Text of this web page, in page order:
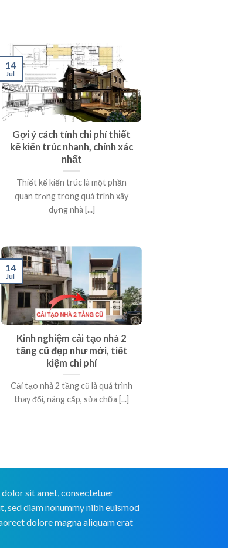
Gợi ý cách tính chi phí thiết
kế kiến trúc nhanh, chính xác
nhất
Thiết kế kiến trúc là một phần
quan trọng trong quá trình xây
dựng nhà [...]
14
Jul
Kinh nghiệm cải tạo nhà 2
tầng cũ đẹp như mới, tiết
kiệm chi phí
Cải tạo nhà 2 tầng cũ là quá trình
thay đổi, nâng cấp, sửa chữa [...]
14
Jul
dolor sit amet, consectetuer
sed diam nonummy nibh euismod
dolore magna aliquam erat